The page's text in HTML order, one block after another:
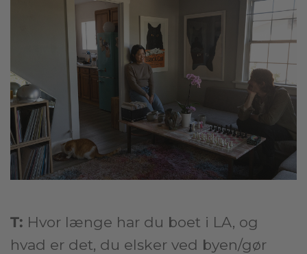
T: Hvor længe har du boet i LA, og
hvad er det, du elsker ved byen/gør